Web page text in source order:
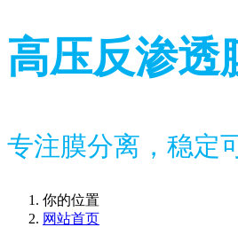
高压反渗透
专注膜分离，稳定
你的位置
网站首页